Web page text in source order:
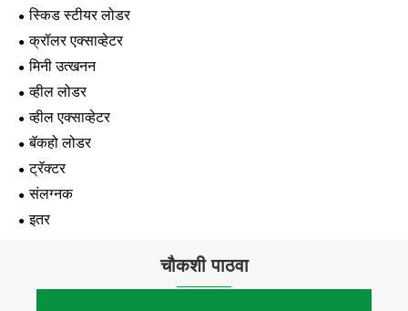
स्किड स्टीयर लोडर
क्रॉलर एक्साव्हेटर
मिनी उत्खनन
व्हील लोडर
व्हील एक्साव्हेटर
बॅकहो लोडर
ट्रॅक्टर
संलग्नक
इतर
चौकशी पाठवा